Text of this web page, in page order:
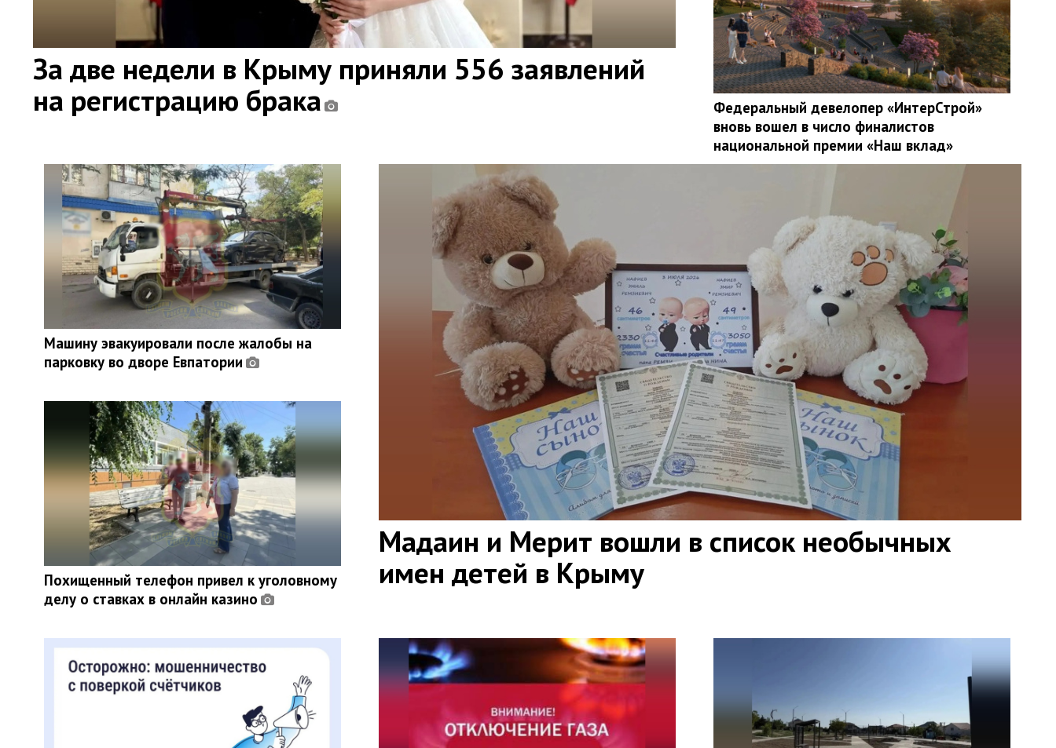
За две недели в Крыму приняли 556 заявлений
на регистрацию брака
Федеральный девелопер «ИнтерСтрой»
вновь вошел в число финалистов
национальной премии «Наш вклад»
Мадаин и Мерит вошли в список необычных
имен детей в Крыму
Машину эвакуировали после жалобы на
парковку во дворе Евпатории
Похищенный телефон привел к уголовному
делу о ставках в онлайн казино